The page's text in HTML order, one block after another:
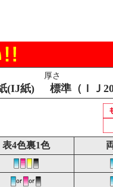
(IJ紙)
厚さ
標準（ＩＪ
表4色裏1色